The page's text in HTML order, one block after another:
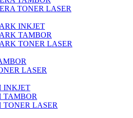
TONER LASER
INKJET
TAMBOR
TONER LASER
LASER
INKJET
TAMBOR
TONER LASER